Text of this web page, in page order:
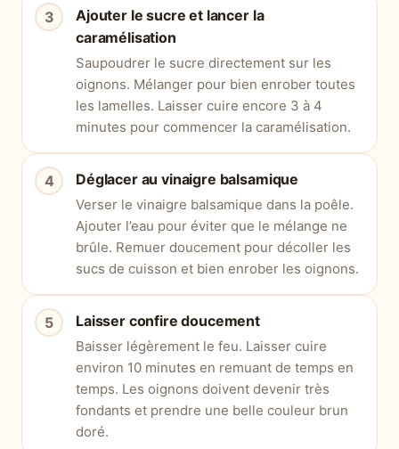
Ajouter le sucre et lancer la
caramélisation
Saupoudrer le sucre directement sur les
oignons. Mélanger pour bien enrober toutes
les lamelles. Laisser cuire encore 3 à 4
minutes pour commencer la caramélisation.
Déglacer au vinaigre balsamique
Verser le vinaigre balsamique dans la poêle.
Ajouter l’eau pour éviter que le mélange ne
brûle. Remuer doucement pour décoller les
sucs de cuisson et bien enrober les oignons.
Laisser confire doucement
Baisser légèrement le feu. Laisser cuire
environ 10 minutes en remuant de temps en
temps. Les oignons doivent devenir très
fondants et prendre une belle couleur brun
doré.